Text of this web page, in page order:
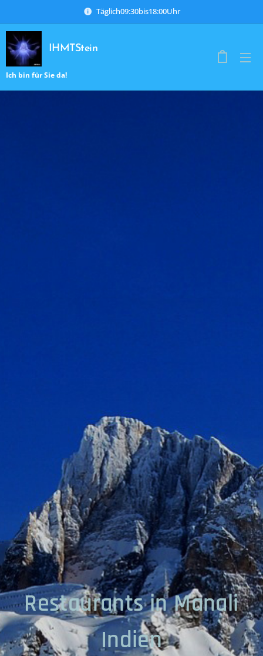
Täglich09:30bis18:00Uhr
IHMTStein
Ich bin für Sie da!
Restaurants in Manali
Indien